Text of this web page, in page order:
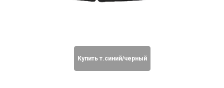
Купить т.cиний/черный